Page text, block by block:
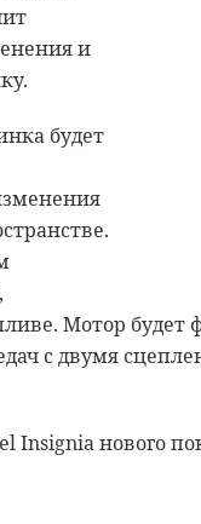
и
будет
Мотор будет
с двумя
Insignia нового